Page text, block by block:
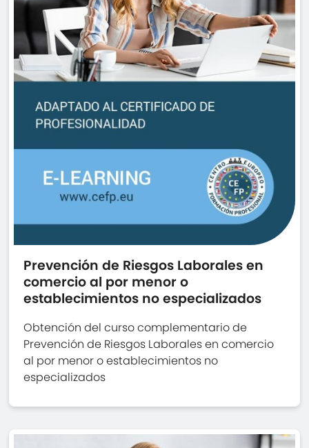
Prevención de Riesgos Laborales en
comercio al por menor o
establecimientos no especializados
Obtención del curso complementario de
Prevención de Riesgos Laborales en comercio
al por menor o establecimientos no
especializados